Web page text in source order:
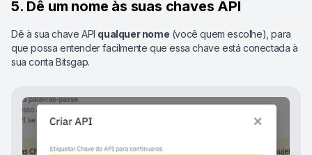
5. Dê um nome às suas chaves API
Dê à sua chave API qualquer nome (você quem escolhe), para
que possa entender facilmente que essa chave está conectada à
sua conta Bitsgap.